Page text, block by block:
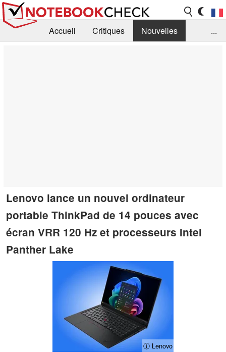
Accueil Critiques
Nouvelles
...
Lenovo lance un nouvel ordinateur
portable ThinkPad de 14 pouces avec
écran VRR 120 Hz et processeurs Intel
Panther Lake
ⓘ Lenovo